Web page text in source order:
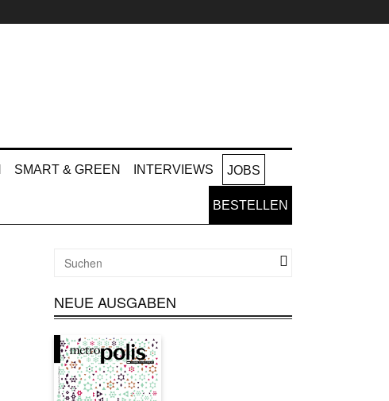
SMART & GREEN INTERVIEWS JOBS
BESTELLEN
NEUE AUSGABEN